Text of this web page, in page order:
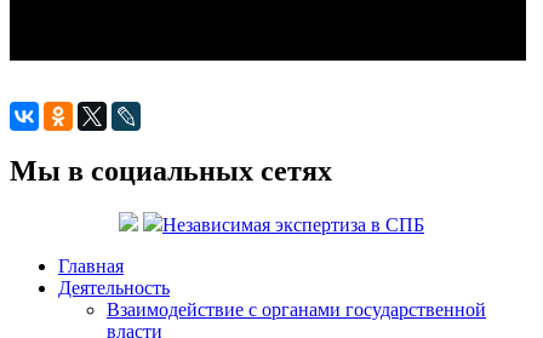
Мы в социальных сетях
Независимая экспертиза в СПБ
Главная
Деятельность
Взаимодействие с органами государственной
власти